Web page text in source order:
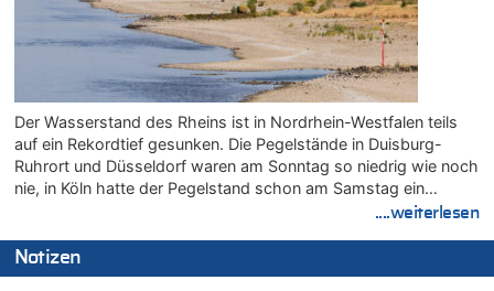
Der Wasserstand des Rheins ist in Nordrhein-Westfalen teils
auf ein Rekordtief gesunken. Die Pegelstände in Duisburg-
Ruhrort und Düsseldorf waren am Sonntag so niedrig wie noch
nie, in Köln hatte der Pegelstand schon am Samstag ein…
....weiterlesen
Notizen